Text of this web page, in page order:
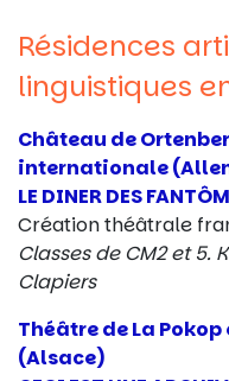
Résidences
linguistiques
Château de
internationale
LE DINER DES
Création théâtrale
Classes de CM2 et 5.
Clapiers
Théâtre de La Pokop
(Alsace)